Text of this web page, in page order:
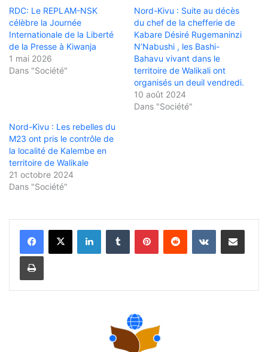
RDC: Le REPLAM-NSK
célèbre la Journée
Internationale de la Liberté
de la Presse à Kiwanja
1 mai 2026
Dans "Société"
Nord-Kivu : Suite au décès
du chef de la chefferie de
Kabare Désiré Rugemaninzi
N’Nabushi , les Bashi-
Bahavu vivant dans le
territoire de Walikali ont
organisés un deuil vendredi.
10 août 2024
Dans "Société"
Nord-Kivu : Les rebelles du
M23 ont pris le contrôle de
la localité de Kalembe en
territoire de Walikale
21 octobre 2024
Dans "Société"